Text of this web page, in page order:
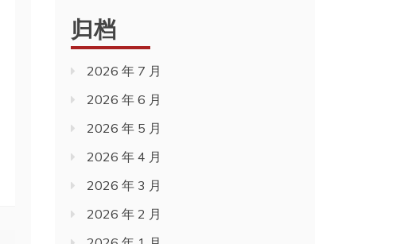
归档
2026 年 7 月
2026 年 6 月
2026 年 5 月
2026 年 4 月
2026 年 3 月
2026 年 2 月